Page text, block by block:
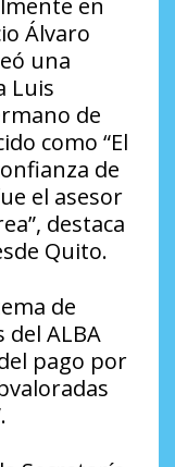
en
Álvaro
una
Luis
de
como “El
de
el asesor
destaca
Quito.
de
del ALBA
pago por